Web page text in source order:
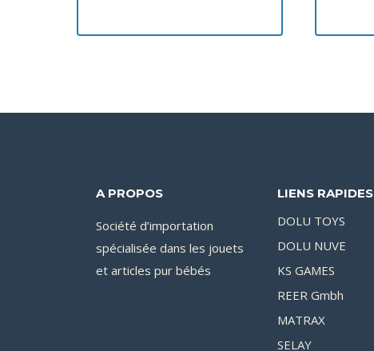
A PROPOS
Société d’importation
spécialisée dans les jouets
et articles pur bébés
LIENS RAPIDES
DOLU TOYS
DOLU NUVE
KS GAMES
REER Gmbh
MATRAX
SELAY